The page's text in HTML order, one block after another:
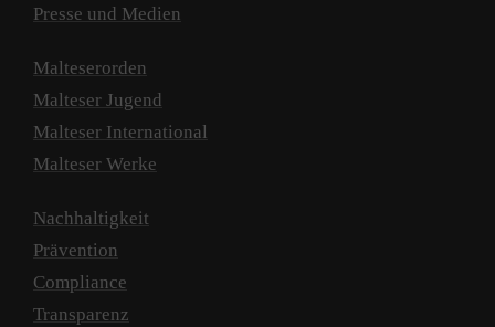
Presse und Medien
Malteserorden
Malteser Jugend
Malteser International
Malteser Werke
Nachhaltigkeit
Prävention
Compliance
Transparenz